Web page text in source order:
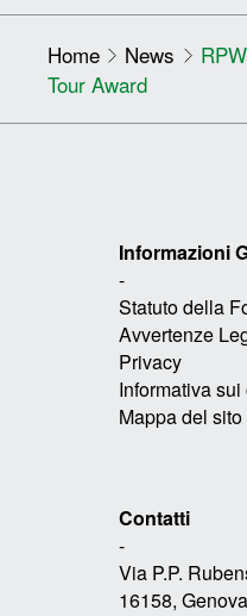
Home News
Tour Award
Informazioni
-
Statuto della
Avvertenze
Privacy
Informativa
Mappa del sito
Contatti
-
Via P.P.
16158,